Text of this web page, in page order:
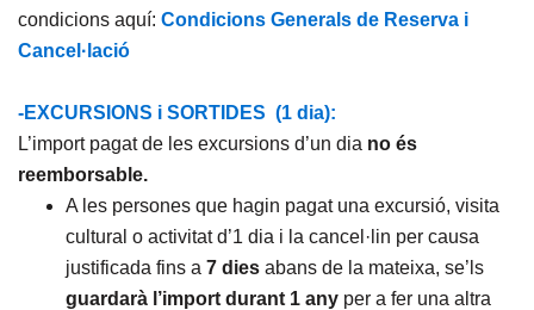
condicions aquí: Condicions Generals de Reserva i
Cancel·lació
-EXCURSIONS i SORTIDES (1 dia):
L’import pagat de les excursions d’un dia no és
reemborsable.
A les persones que hagin pagat una excursió, visita
cultural o activitat d’1 dia i la cancel·lin per causa
justificada fins a 7 dies abans de la mateixa, se’ls
guardarà l’import durant 1 any per a fer una altra